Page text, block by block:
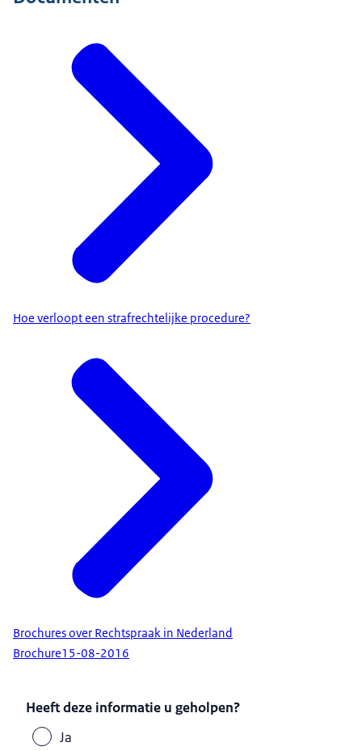
Hoe verloopt een strafrechtelijke procedure?
Brochures over Rechtspraak in Nederland
Brochure15-08-2016
Heeft deze informatie u geholpen?
Ja